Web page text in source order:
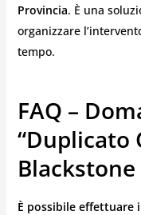
Provincia. È una
organizzare
tempo.
FAQ –
“Duplicato
È possibile effettuare